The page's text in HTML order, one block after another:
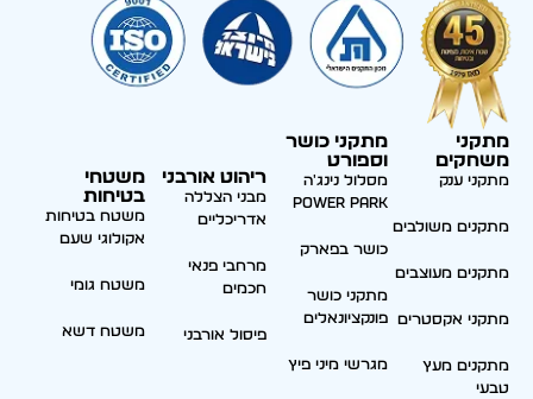
מתקני
משחקים
מתקני ענק
מתקנים משולבים
מתקנים מעוצבים
מתקני אקסטרים
מתקנים מעץ
טבעי
מתקני כושר
וספורט
מסלול נינג'ה
Power park
כושר בפארק
מתקני כושר
פונקציונאלים
מגרשי מיני פיץ
ריהוט אורבני
מבני הצללה
אדריכליים
מרחבי פנאי
חכמים
פיסול אורבני
משטחי
בטיחות
משטח בטיחות
אקולוגי שעם
משטח גומי
משטח דשא